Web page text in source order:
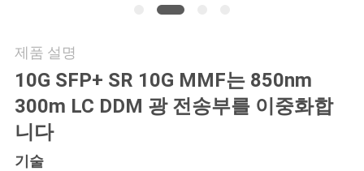
뉴
스
인
제품 설명
10G SFP+ SR 10G MMF는 850nm
300m LC DDM 광 전송부를 이중화합
니다
기술